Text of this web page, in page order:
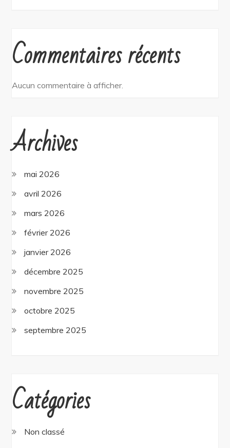
Commentaires récents
Aucun commentaire à afficher.
Archives
mai 2026
avril 2026
mars 2026
février 2026
janvier 2026
décembre 2025
novembre 2025
octobre 2025
septembre 2025
Catégories
Non classé